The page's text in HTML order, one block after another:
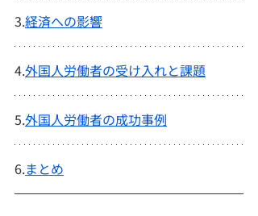
3.経済への影響
4.外国人労働者の受け入れと課題
5.外国人労働者の成功事例
6.まとめ